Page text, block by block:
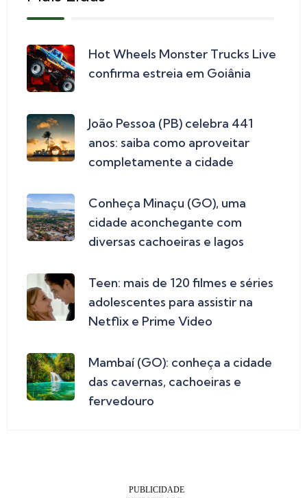
Hot Wheels Monster Trucks Live
confirma estreia em Goiânia
João Pessoa (PB) celebra 441
anos: saiba como aproveitar
completamente a cidade
Conheça Minaçu (GO), uma
cidade aconchegante com
diversas cachoeiras e lagos
Teen: mais de 120 filmes e séries
adolescentes para assistir na
Netflix e Prime Video
Mambaí (GO): conheça a cidade
das cavernas, cachoeiras e
fervedouro